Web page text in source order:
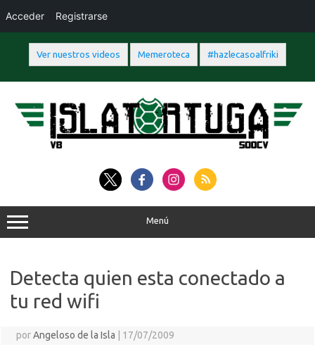
Ver nuestros videos Memeroteca #hazlecasoalfriki
contenido
Menú
Detecta quien esta conectado a
tu red wifi
porAngeloso de la Isla 17/07/2009
Acceder Registrarse